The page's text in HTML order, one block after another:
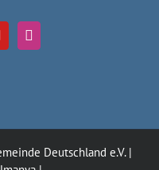
Deutschland e.V. |